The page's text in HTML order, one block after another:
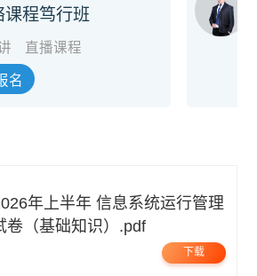
课程笃行班
直播课程
名
卷（基础知识）.pdf
下载